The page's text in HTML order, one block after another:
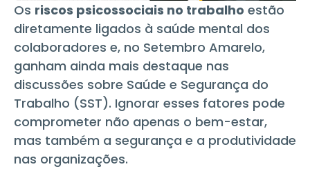
Os riscos psicossociais no trabalho estão
diretamente ligados à saúde mental dos
colaboradores e, no Setembro Amarelo,
ganham ainda mais destaque nas
discussões sobre Saúde e Segurança do
Trabalho (SST). Ignorar esses fatores pode
comprometer não apenas o bem-estar,
mas também a segurança e a produtividade
nas organizações.